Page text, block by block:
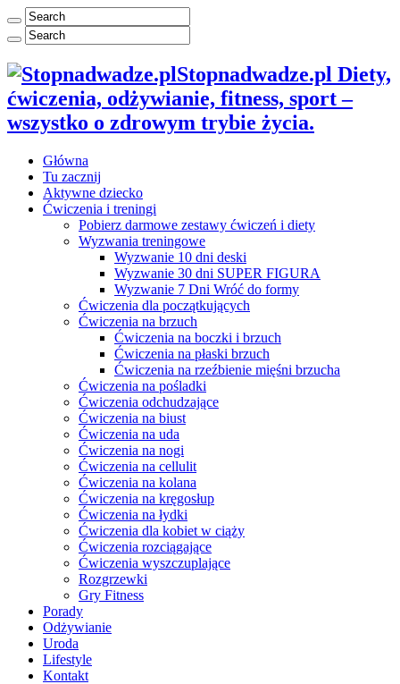
Stopnadwadze.pl Diety,
ćwiczenia, odżywianie, fitness, sport –
wszystko o zdrowym trybie życia.
Główna
Tu zacznij
Aktywne dziecko
Ćwiczenia i treningi
Pobierz darmowe zestawy ćwiczeń i diety
Wyzwania treningowe
Wyzwanie 10 dni deski
Wyzwanie 30 dni SUPER FIGURA
Wyzwanie 7 Dni Wróć do formy
Ćwiczenia dla początkujących
Ćwiczenia na brzuch
Ćwiczenia na boczki i brzuch
Ćwiczenia na płaski brzuch
Ćwiczenia na rzeźbienie mięśni brzucha
Ćwiczenia na pośladki
Ćwiczenia odchudzające
Ćwiczenia na biust
Ćwiczenia na uda
Ćwiczenia na nogi
Ćwiczenia na cellulit
Ćwiczenia na kolana
Ćwiczenia na kręgosłup
Ćwiczenia na łydki
Ćwiczenia dla kobiet w ciąży
Ćwiczenia rozciągające
Ćwiczenia wyszczuplające
Rozgrzewki
Gry Fitness
Porady
Odżywianie
Uroda
Lifestyle
Kontakt